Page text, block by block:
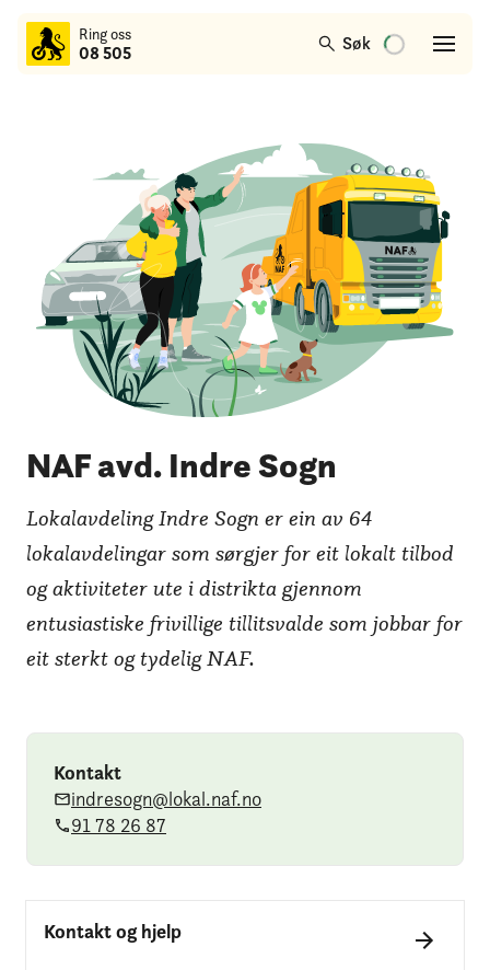
Ring oss
08 505 Søk
hovedinnhold
NAF avd. Indre Sogn
Lokalavdeling Indre Sogn er ein av 64
lokalavdelingar som sørgjer for eit lokalt tilbod
og aktiviteter ute i distrikta gjennom
entusiastiske frivillige tillitsvalde som jobbar for
eit sterkt og tydelig NAF.
Kontakt
indresogn@lokal.naf.no
91 78 26 87
Kontakt og hjelp